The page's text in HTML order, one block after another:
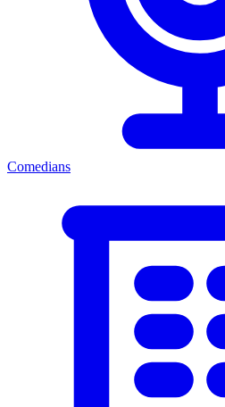
Comedians